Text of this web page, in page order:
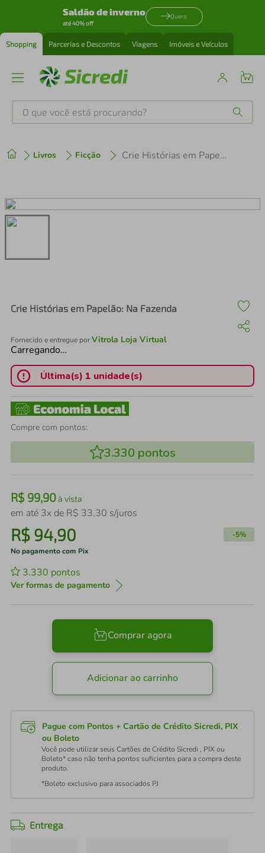
Saldão de inverno
até 40% off
Quero
Shopping Parcerias e Descontos Viagens Imóveis e Veículos
O que você está procurando?
Livros Ficção Crie Histórias em Papelão: Na Fazenda
Crie Histórias em Papelão: Na Fazenda
Fornecido e entregue porVitrola Loja Virtual
Carregando…
Última(s) 1 unidade(s)
Compre com pontos:
3.330 pontos
R$ 99,90à vista
em até 3x de R$ 33,30 s/juros
R$ 94,90 -5%
No pagamento com Pix
3.330 pontos
Ver formas de pagamento
Comprar agora
Adicionar ao carrinho
Pague com Pontos + Cartão de Crédito Sicredi, PIX
ou Boleto
Você pode utilizar seus Cartões de Crédito Sicredi , PIX ou
Boleto* caso não tenha pontos suficientes para a compra deste
produto.
*Boleto exclusivo para associados PJ
Entrega
2º cafeteira